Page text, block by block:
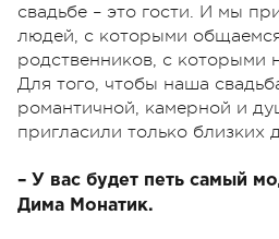
свадьбе – это гости. И мы
людей, с которыми
родственников, с которыми
Для того, чтобы наша
романтичной, камерной и
пригласили только близких
– У вас будет петь самый
Дима Монатик.